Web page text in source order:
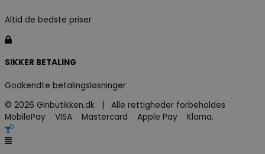
Altid de bedste priser
SIKKER BETALING
Godkendte betalingsløsninger
© 2026 Ginbutikken.dk | Alle rettigheder forbeholdes
MobilePay VISA Mastercard Apple Pay Klarna.